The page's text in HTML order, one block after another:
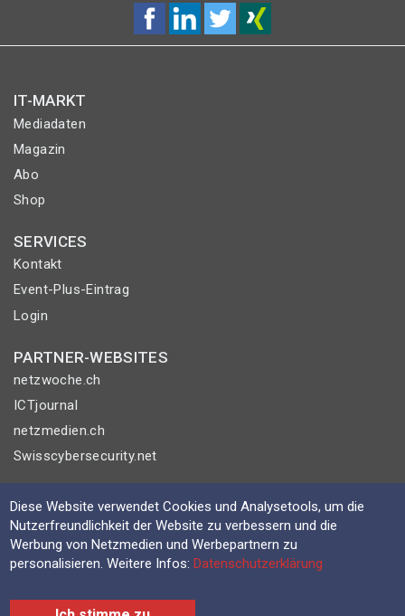
IT-MARKT
Mediadaten
Magazin
Abo
Shop
SERVICES
Kontakt
Event-Plus-Eintrag
Login
PARTNER-WEBSITES
netzwoche.ch
ICTjournal
netzmedien.ch
Swisscybersecurity.net
© NETZMEDIEN AG 2026
Impressum
AGB
Nutzungsbestimmungen
Datenschutzerklärung
Diese Website verwendet Cookies und Analysetools, um die
Nutzerfreundlichkeit der Website zu verbessern und die
Werbung von Netzmedien und Werbepartnern zu
personalisieren. Weitere Infos:Datenschutzerklärung